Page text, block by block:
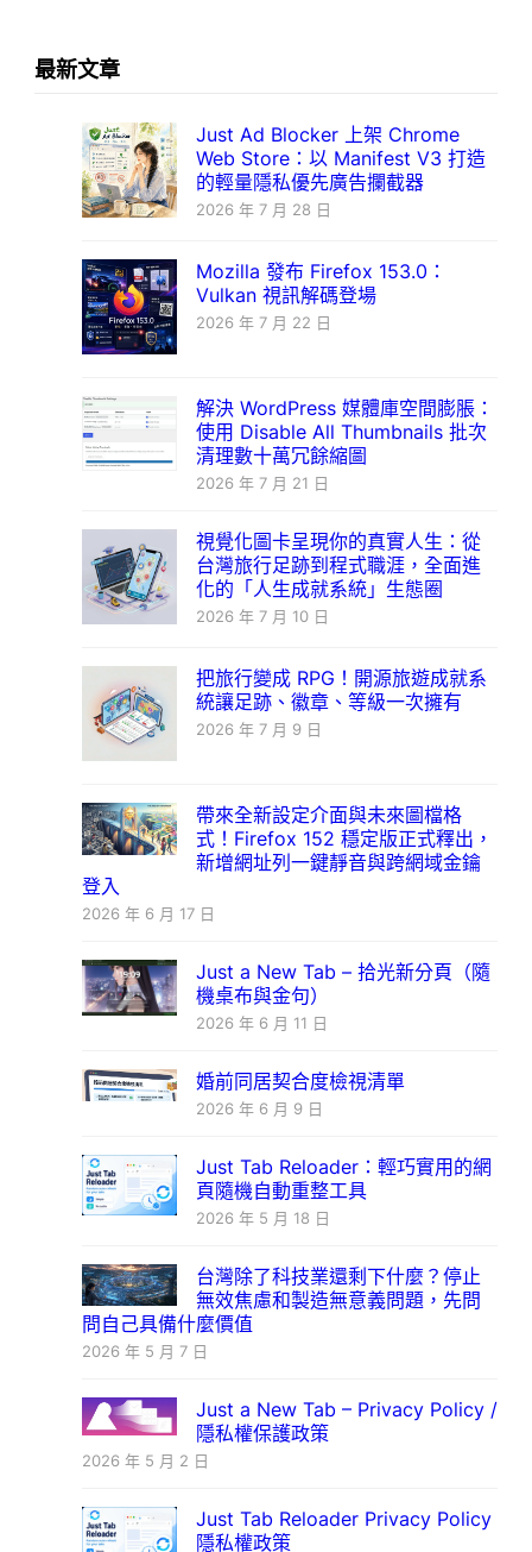
最新文章
Just Ad Blocker 上架 Chrome
Web Store：以 Manifest V3 打造
的輕量隱私優先廣告攔截器
2026 年 7 月 28 日
Mozilla 發布 Firefox 153.0：
Vulkan 視訊解碼登場
2026 年 7 月 22 日
解決 WordPress 媒體庫空間膨脹：
使用 Disable All Thumbnails 批次
清理數十萬冗餘縮圖
2026 年 7 月 21 日
視覺化圖卡呈現你的真實人生：從
台灣旅行足跡到程式職涯，全面進
化的「人生成就系統」生態圈
2026 年 7 月 10 日
把旅行變成 RPG！開源旅遊成就系
統讓足跡、徽章、等級一次擁有
2026 年 7 月 9 日
帶來全新設定介面與未來圖檔格
式！Firefox 152 穩定版正式釋出，
新增網址列一鍵靜音與跨網域金鑰
登入
2026 年 6 月 17 日
Just a New Tab – 拾光新分頁（隨
機桌布與金句）
2026 年 6 月 11 日
婚前同居契合度檢視清單
2026 年 6 月 9 日
Just Tab Reloader：輕巧實用的網
頁隨機自動重整工具
2026 年 5 月 18 日
台灣除了科技業還剩下什麼？停止
無效焦慮和製造無意義問題，先問
問自己具備什麼價值
2026 年 5 月 7 日
Just a New Tab – Privacy Policy /
隱私權保護政策
2026 年 5 月 2 日
Just Tab Reloader Privacy Policy
隱私權政策